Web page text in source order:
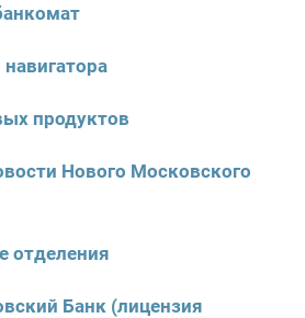
продуктов
Нового Московского
отделения
Банк (лицензия